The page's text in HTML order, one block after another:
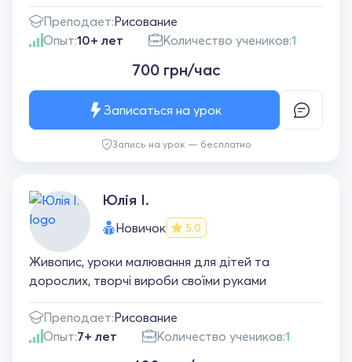
Преподает:Рисование
Опыт:10+ лет Количество учеников:1
700 грн/час
Запись на урок — бесплатно
Записаться на урок
Юлія І.
Новичок 5.0
Живопис, уроки малювання для дітей та
дорослих, творчі вироби своїми руками
Преподает:Рисование
Опыт:7+ лет Количество учеников:1